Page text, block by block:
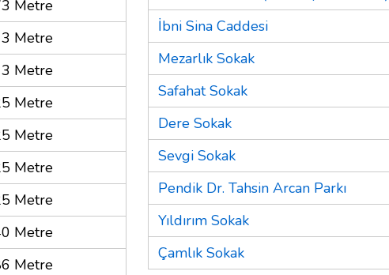
Metre
Metre
Metre
Metre
Metre
Metre
Metre
Metre
Metre
İbni Sina Caddesi
Mezarlık Sokak
Safahat Sokak
Dere Sokak
Sevgi Sokak
Pendik Dr. Tahsin Arcan Parkı
Yıldırım Sokak
Çamlık Sokak